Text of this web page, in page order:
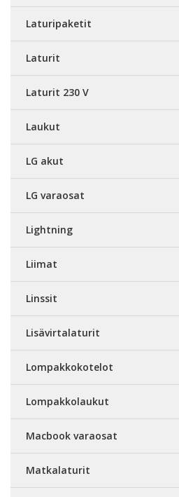
Laturipaketit
Laturit
Laturit 230 V
Laukut
LG akut
LG varaosat
Lightning
Liimat
Linssit
Lisävirtalaturit
Lompakkokotelot
Lompakkolaukut
Macbook varaosat
Matkalaturit